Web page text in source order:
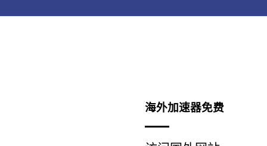
海外加速器免费